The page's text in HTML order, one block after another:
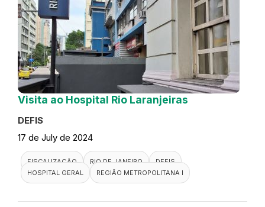
Visita ao Hospital Rio Laranjeiras
DEFIS
17 de July de 2024
FISCALIZAÇÃO RIO DE JANEIRO
DEFIS
HOSPITAL GERAL
REGIÃO METROPOLITANA I